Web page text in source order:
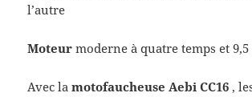
l’autre
Moteurmoderne à quatre temps et 9,5
Avec lamotofaucheuse Aebi CC16 ,